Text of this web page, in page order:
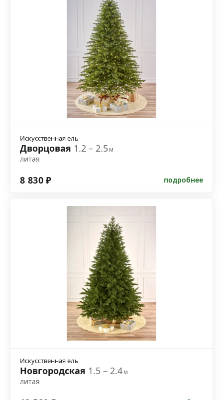
Искусственная ель
Дворцовая 1.2 – 2.5м
литая
8 830 ₽ подробнее
Искусственная ель
Новгородская 1.5 – 2.4м
литая